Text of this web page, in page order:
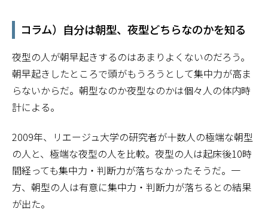
コラム）自分は朝型、夜型どちらなのかを知る
夜型の人が朝早起きするのはあまりよくないのだろう。
朝早起きしたところで頭がもうろうとして集中力が高ま
らないからだ。朝型なのか夜型なのかは個々人の体内時
計による。
2009年、リエージュ大学の研究者が十数人の極端な朝型
の人と、極端な夜型の人を比較。夜型の人は起床後10時
間経っても集中力・判断力が落ちなかったそうだ。一
方、朝型の人は有意に集中力・判断力が落ちるとの結果
が出た。